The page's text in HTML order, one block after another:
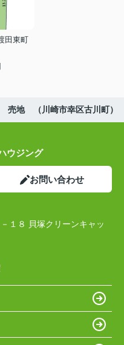
田東町
売地 （川崎市幸区古川町）
ウジング
お問い合わせ
１８ 貝塚クリーンキャッ